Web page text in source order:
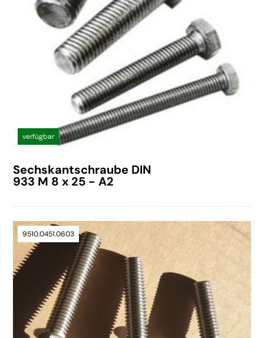
verfügbar
Sechskantschraube DIN
933 M 8 x 25 - A2
9510.0451.0603